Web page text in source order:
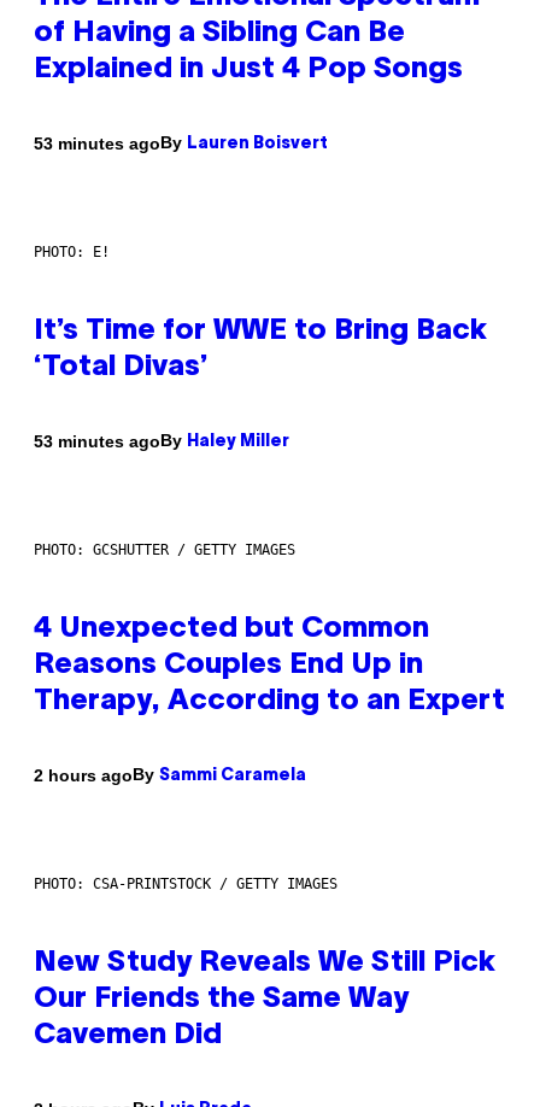
of Having a Sibling Can Be
Explained in Just 4 Pop Songs
53 minutes agoBy Lauren Boisvert
PHOTO: E!
It’s Time for WWE to Bring Back
‘Total Divas’
53 minutes agoBy Haley Miller
PHOTO: GCSHUTTER / GETTY IMAGES
4 Unexpected but Common
Reasons Couples End Up in
Therapy, According to an Expert
2 hours agoBy Sammi Caramela
PHOTO: CSA-PRINTSTOCK / GETTY IMAGES
New Study Reveals We Still Pick
Our Friends the Same Way
Cavemen Did